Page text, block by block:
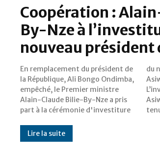
Coopération :
By-Nze à
nouveau président
En remplacement du président de
la République, Ali Bongo Ondimba,
empêché, le Premier ministre
Alain-Claude Bilie-By-Nze a pris
part à la cérémonie d'investiture
du nouveau président du Nigéria,
Asiwadju Bola Ahmed Tinubu.
L’investiture du président
Asiwadju Bola Ahmed Tinubu s’est
Lire la suite